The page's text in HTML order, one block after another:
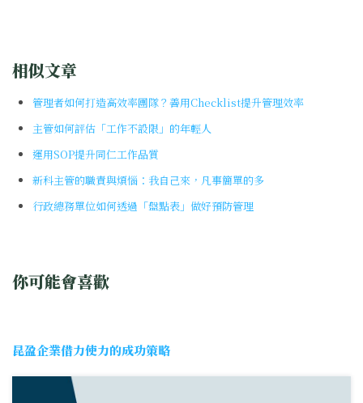
相似文章
管理者如何打造高效率團隊？善用Checklist提升管理效率
主管如何評估「工作不設限」的年輕人
運用SOP提升同仁工作品質
新科主管的職責與煩惱：我自己來，凡事簡單的多
行政總務單位如何透過「盤點表」做好預防管理
你可能會喜歡
昆盈企業借力使力的成功策略